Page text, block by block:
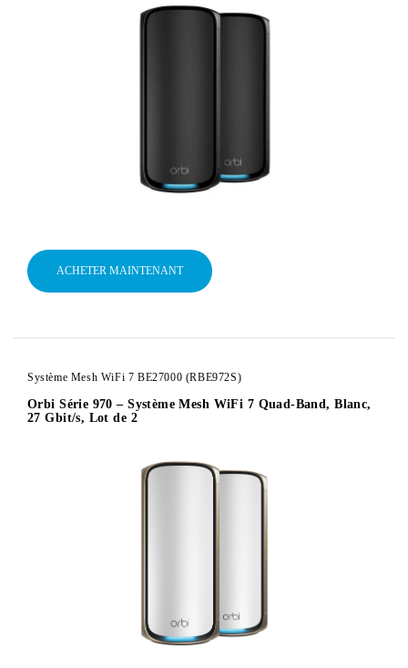
ACHETER MAINTENANT
Système Mesh WiFi 7 BE27000 (RBE972S)
Orbi Série 970 – Système Mesh WiFi 7 Quad-Band, Blanc,
27 Gbit/s, Lot de 2